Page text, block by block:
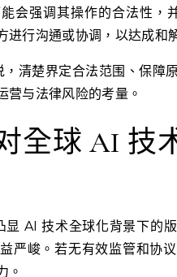
会强调其操作的合法性，
进行沟通或协调，以达成和
清楚界定合法范围、保障
营与法律风险的考量。
全球 AI 技
AI 技术全球化背景下的
严峻。若无有效监管和协
。